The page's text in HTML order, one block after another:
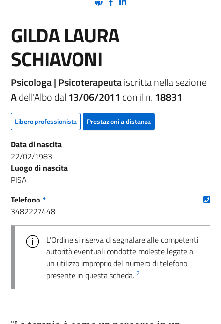
GILDA LAURA
SCHIAVONI
Psicologa | Psicoterapeutaiscritta nella sezione
Adell'Albo dal 13/06/2011 con il n. 18831
Libero professionista Prestazioni a distanza
Data di nascita
22/02/1983
Luogo di nascita
PISA
Telefono *
3482227448
L’Ordine si riserva di segnalare alle competenti
autorità eventuali condotte moleste legate a
un utilizzo improprio del numero di telefono
presente in questa scheda. 2